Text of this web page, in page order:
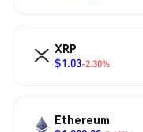
XRP
$1.03-2.30%
Ethereum